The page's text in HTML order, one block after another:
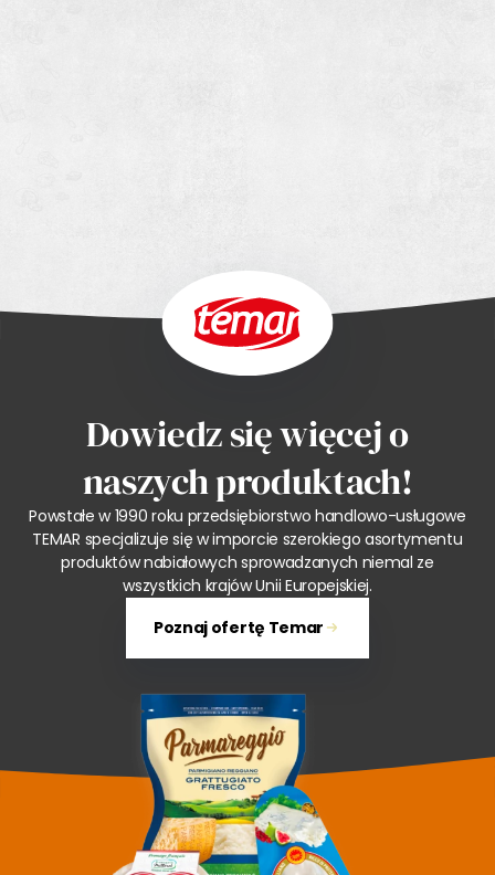
Dowiedz się więcej o
naszych produktach!
Powstałe w 1990 roku przedsiębiorstwo handlowo-usługowe
TEMAR specjalizuje się w imporcie szerokiego asortymentu
produktów nabiałowych sprowadzanych niemal ze
wszystkich krajów Unii Europejskiej.
Poznaj ofertę Temar